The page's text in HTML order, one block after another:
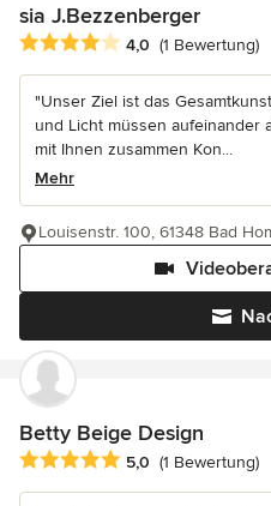
sia J.Bezzenberger
Durchschnittliche Bewertung:
4,0 (1 Bewertung)
"Unser Ziel ist das
und Licht müssen aufeinander
mit Ihnen zusammen Kon...
Mehr
Louisenstr. 100, 61348 Bad
Betty Beige Design
Durchschnittliche Bewertung:
5,0 (1 Bewertung)